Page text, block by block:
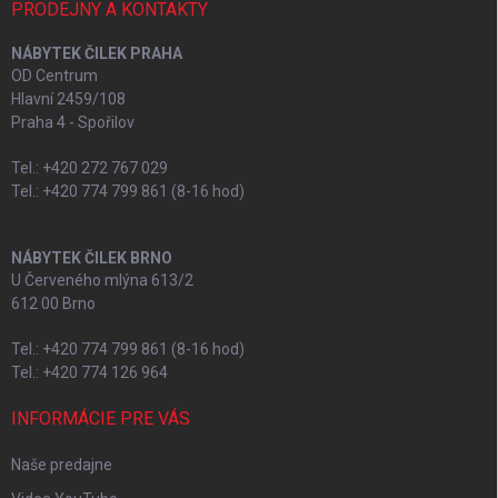
PRODEJNY A KONTAKTY
NÁBYTEK ČILEK PRAHA
OD Centrum
Hlavní 2459/108
Praha 4 - Spořilov
Tel.: +420 272 767 029
Tel.: +420 774 799 861 (8-16 hod)
NÁBYTEK ČILEK BRNO
U Červeného mlýna 613/2
612 00 Brno
Tel.: +420 774 799 861 (8-16 hod)
Tel.: +420 774 126 964
INFORMÁCIE PRE VÁS
Naše predajne